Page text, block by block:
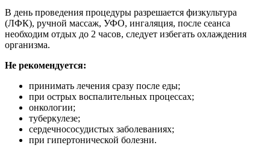
В день проведения процедуры разрешается физкультура
(ЛФК), ручной массаж, УФО, ингаляция, после сеанса
необходим отдых до 2 часов, следует избегать охлаждения
организма.
Не рекомендуется:
принимать лечения сразу после еды;
при острых воспалительных процессах;
онкологии;
туберкулезе;
сердечнососудистых заболеваниях;
при гипертонической болезни.